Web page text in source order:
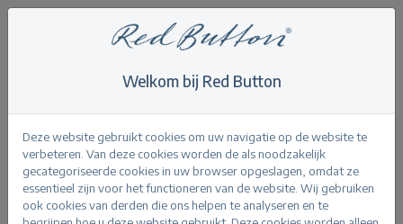
Tessy CRP slubtwill colour
Terug
Welkom bij Red Button
Deze website gebruikt cookies om uw navigatie op de website te
verbeteren. Van deze cookies worden de als noodzakelijk
gecategoriseerde cookies in uw browser opgeslagen, omdat ze
essentieel zijn voor het functioneren van de website. Wij gebruiken
ook cookies van derden die ons helpen te analyseren en te